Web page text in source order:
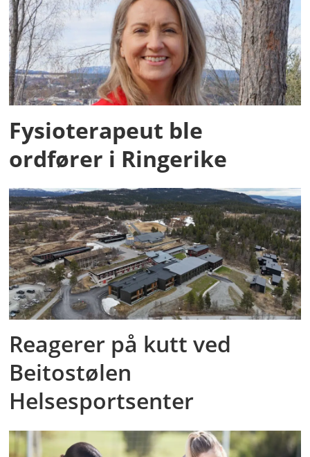
Fysioterapeut ble
ordfører i Ringerike
Reagerer på kutt ved
Beitostølen
Helsesportsenter